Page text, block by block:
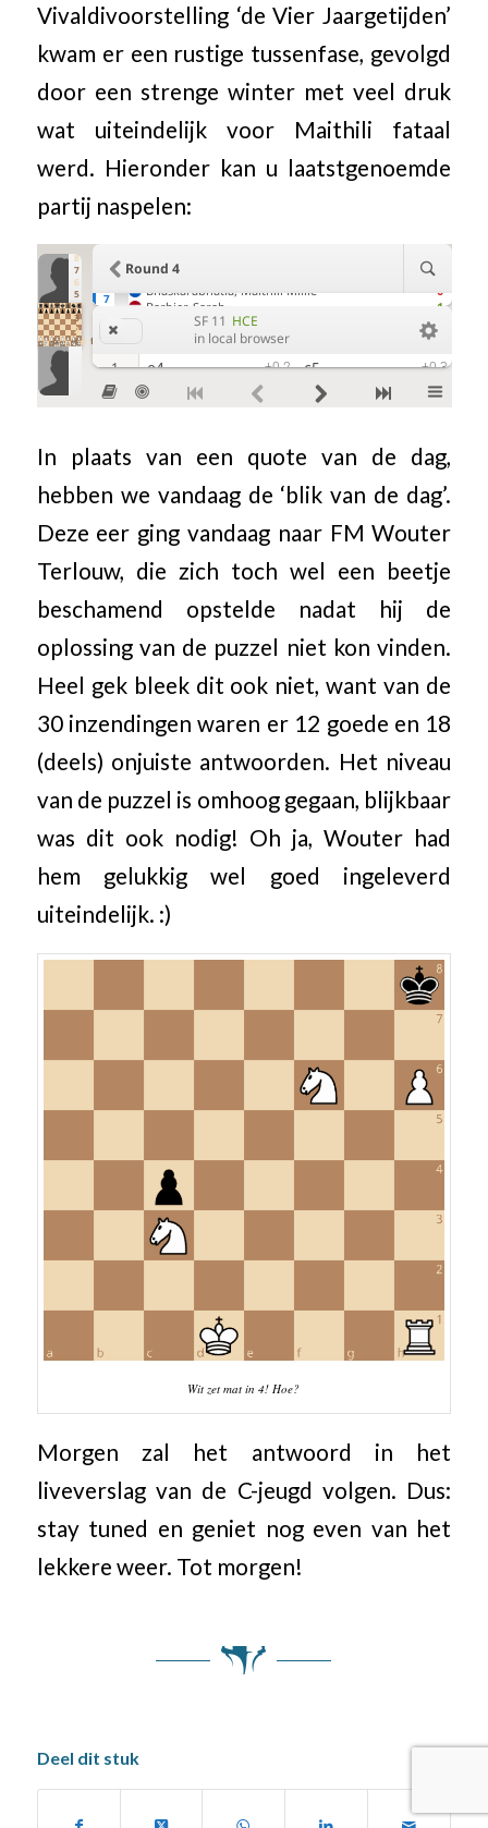
Vivaldivoorstelling ‘de Vier Jaargetijden’
kwam er een rustige tussenfase, gevolgd
door een strenge winter met veel druk
wat uiteindelijk voor Maithili fataal
werd. Hieronder kan u laatstgenoemde
partij naspelen:
In plaats van een quote van de dag,
hebben we vandaag de ‘blik van de dag’.
Deze eer ging vandaag naar FM Wouter
Terlouw, die zich toch wel een beetje
beschamend opstelde nadat hij de
oplossing van de puzzel niet kon vinden.
Heel gek bleek dit ook niet, want van de
30 inzendingen waren er 12 goede en 18
(deels) onjuiste antwoorden. Het niveau
van de puzzel is omhoog gegaan, blijkbaar
was dit ook nodig! Oh ja, Wouter had
hem gelukkig wel goed ingeleverd
uiteindelijk. :)
Wit zet mat in 4! Hoe?
Morgen zal het antwoord in het
liveverslag van de C-jeugd volgen. Dus:
stay tuned en geniet nog even van het
lekkere weer. Tot morgen!
Deel dit stuk